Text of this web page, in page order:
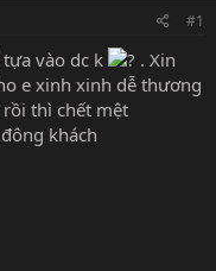
#1
vào dc k
. Xin
e xinh xinh dễ thương
thì chết mệt
khách